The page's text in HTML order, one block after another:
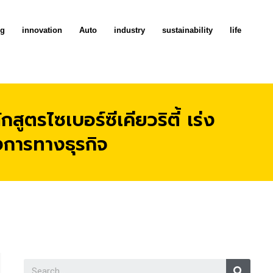
innovation Auto industry sustainability life
รไซเบอร์ซีเคียวริตี้ เร่ง
รทางธุรกิจ